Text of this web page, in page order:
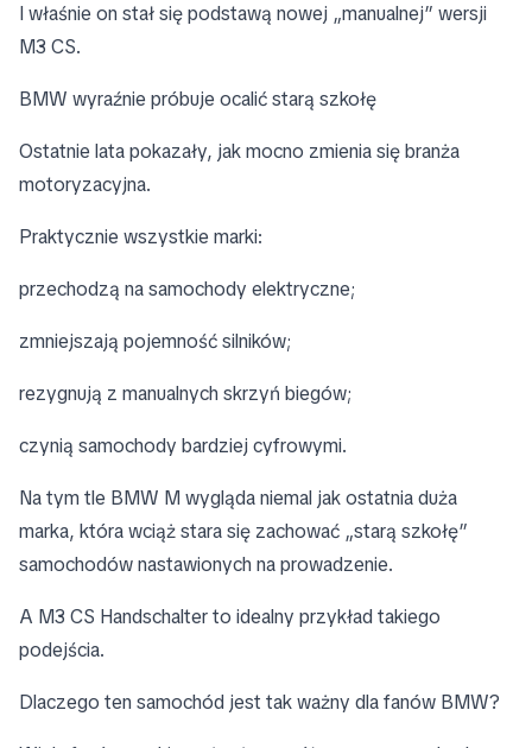
I właśnie on stał się podstawą nowej „manualnej” wersji
M3 CS.
BMW wyraźnie próbuje ocalić starą szkołę
Ostatnie lata pokazały, jak mocno zmienia się branża
motoryzacyjna.
Praktycznie wszystkie marki:
przechodzą na samochody elektryczne;
zmniejszają pojemność silników;
rezygnują z manualnych skrzyń biegów;
czynią samochody bardziej cyfrowymi.
Na tym tle BMW M wygląda niemal jak ostatnia duża
marka, która wciąż stara się zachować „starą szkołę”
samochodów nastawionych na prowadzenie.
A M3 CS Handschalter to idealny przykład takiego
podejścia.
Dlaczego ten samochód jest tak ważny dla fanów BMW?